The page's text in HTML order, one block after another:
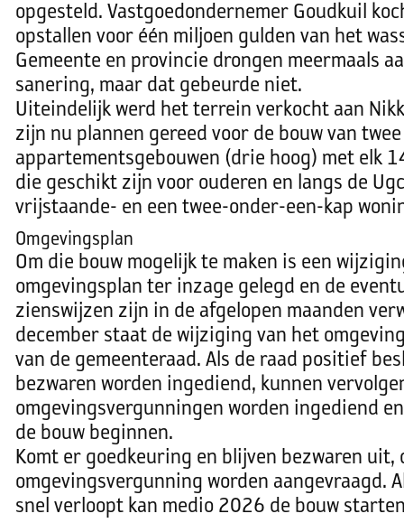
opgesteld. Vastgoedondernemer Goudkuil
opstallen voor één miljoen gulden van het
Gemeente en provincie drongen meermaals
sanering, maar dat gebeurde niet.
Uiteindelijk werd het terrein verkocht aan
zijn nu plannen gereed voor de bouw van twee
appartementsgebouwen (drie hoog) met elk
die geschikt zijn voor ouderen en langs de
vrijstaande- en een twee-onder-een-kap
Omgevingsplan
Om die bouw mogelijk te maken is een
omgevingsplan ter inzage gelegd en de
zienswijzen zijn in de afgelopen maanden
december staat de wijziging van het
van de gemeenteraad. Als de raad positief
bezwaren worden ingediend, kunnen
omgevingsvergunningen worden ingediend
de bouw beginnen.
Komt er goedkeuring en blijven bezwaren uit,
omgevingsvergunning worden aangevraagd.
snel verloopt kan medio 2026 de bouw